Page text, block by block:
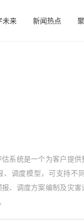
未来 新闻热点
系统是一个为客户提
、调度模型，可支持不
、调度方案编制及灾害